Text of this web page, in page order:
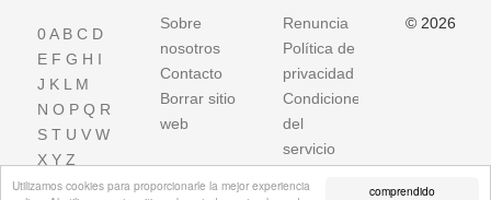
comprendido
Utilizamos cookies para proporcionarle la mejor experiencia
0A B C D
E F G H I
J K L M
N O P Q R
S T U V W
X Y Z
Sobre
nosotros
Contacto
Borrar sitio
web
Renuncia
Política de
privacidad
Condiciones
del
servicio
© 2026